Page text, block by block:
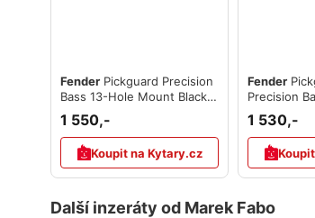
Fender Pickguard Precision
Bass 13-Hole Mount Black
3-Ply
1 550,-
Koupit na Kytary.cz
Fender
Precision
Mount Gold
1 530,-
Další inzeráty od Marek Fabo